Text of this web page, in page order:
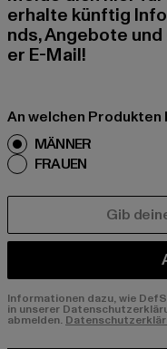
erhalte künftig
nds, Angebote
er E-Mail!
An welchen
MÄNNER
FRAUEN
Informationen dazu, wie
in unserer
abmelden.